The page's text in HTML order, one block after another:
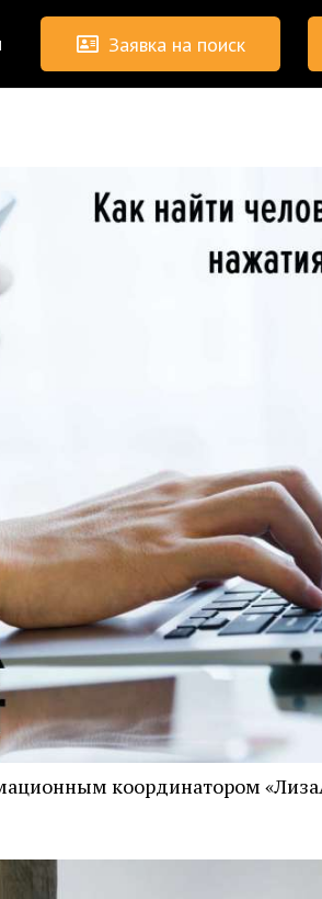
Заявка на поиск
координатором